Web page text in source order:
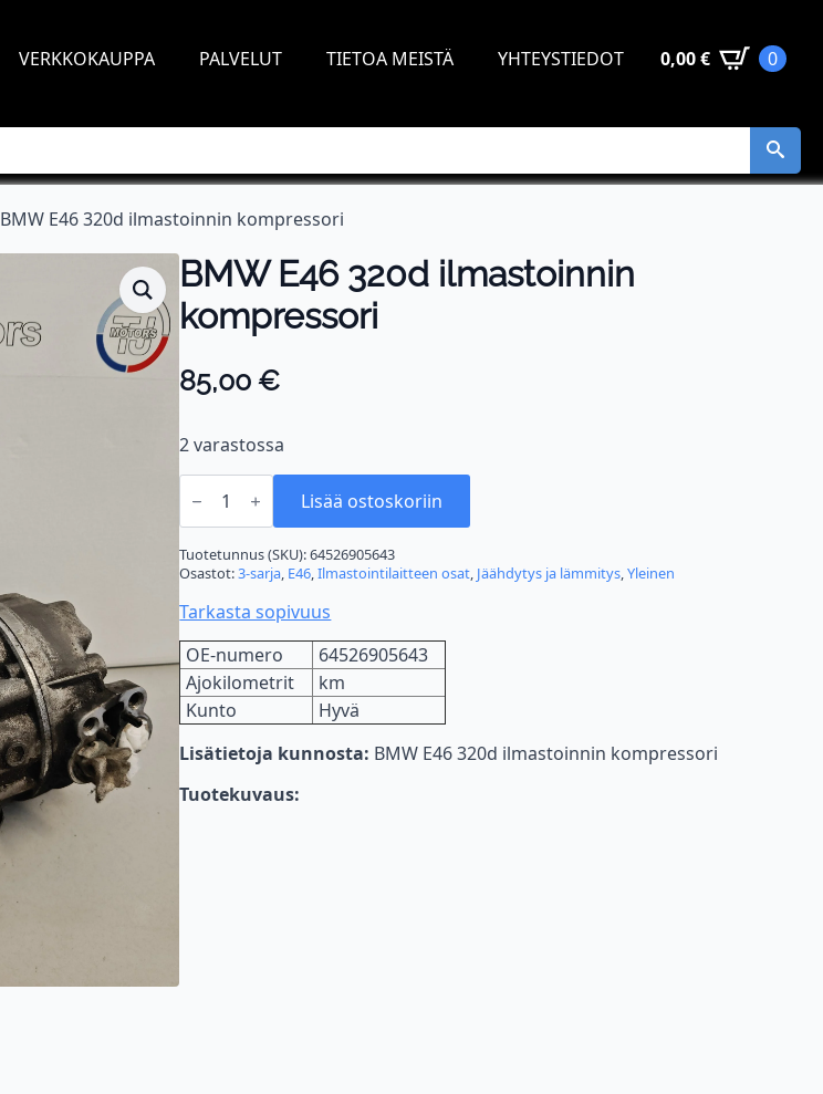
VERKKOKAUPPA PALVELUT TIETOA MEISTÄ YHTEYSTIEDOT 0,00€ 0
BMW E46 320d ilmastoinnin kompressori
BMW E46 320d ilmastoinnin
kompressori
85,00€
2 varastossa
BMW
E46
ilmastoinnin
kompressori
määrä
Lisää ostoskoriin
Tuotetunnus (SKU):64526905643
Osastot:3-sarja, E46,Ilmastointilaitteen osat, Jäähdytys ja lämmitys,Yleinen
Tarkasta sopivuus
OE-numero
64526905643
Ajokilometrit
km
Kunto
Hyvä
Lisätietoja kunnosta: BMW E46 320d ilmastoinnin kompressori
Tuotekuvaus: